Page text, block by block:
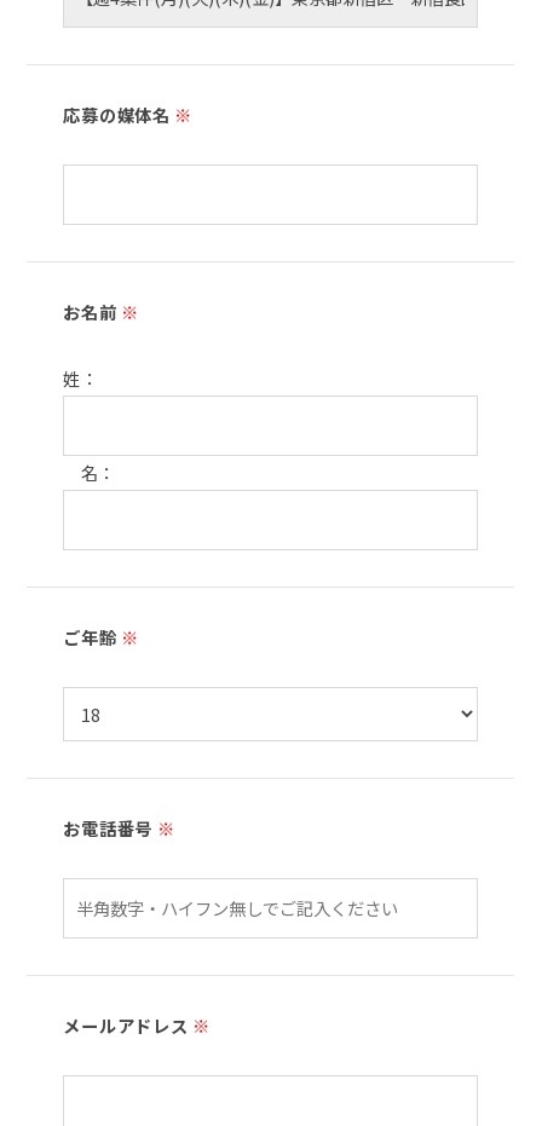
応募の媒体名 ※
お名前 ※
姓：
名：
ご年齢 ※
お電話番号 ※
メールアドレス ※